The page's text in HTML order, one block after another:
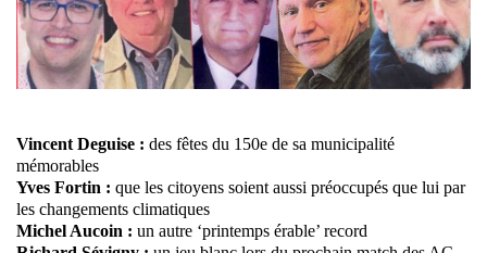
Vincent Deguise : des fêtes du 150e de sa municipalité
mémorables
Yves Fortin : que les citoyens soient aussi préoccupés que lui par
les changements climatiques
Michel Aucoin : un autre ‘printemps érable’ record